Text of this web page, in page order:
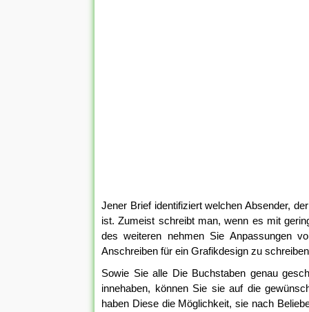
Jener Brief identifiziert welchen Absender,
ist. Zumeist schreibt man, wenn es mit
des weiteren nehmen Sie Anpassungen
Anschreiben für ein Grafikdesign zu
Sowie Sie alle Die Buchstaben genau
innehaben, können Sie sie auf die
haben Diese die Möglichkeit, sie nach